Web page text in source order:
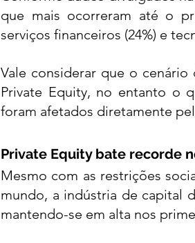
que mais ocorreram até o
serviços financeiros (24%) e
Vale considerar que o
Private Equity, no entanto o
foram afetados diretamente
Private Equity bate recorde
Mesmo com as restrições
mundo, a indústria de capital
mantendo-se em alta nos